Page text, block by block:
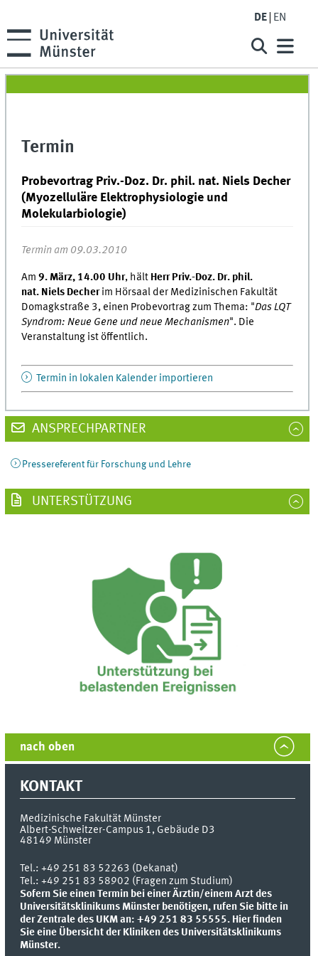
DE EN
Termin
Probevortrag Priv.-Doz. Dr. phil. nat. Niels Decher
(Myozelluläre Elektrophysiologie und
Molekularbiologie)
Termin am 09.03.2010
Am9. März, 14.00 Uhr, hält Herr Priv.-Doz. Dr. phil.
nat. Niels Decherim Hörsaal der Medizinischen Fakultät
Domagkstraße 3, einen Probevortrag zum Thema: "Das LQT
Syndrom: Neue Gene und neue Mechanismen". Die
Veranstaltung ist öffentlich.
Termin in lokalen Kalender importieren
ANSPRECHPARTNER
Pressereferent für Forschung und Lehre
UNTERSTÜTZUNG
nach oben
KONTAKT
Medizinische Fakultät Münster
Albert-Schweitzer-Campus 1, Gebäude D3
48149 Münster
Tel.:+49 251 83 52263 (Dekanat)
Tel.: +49 251 83 58902 (Fragen zum Studium)
Sofern Sie einen Termin bei einer Ärztin/einem Arzt des
Universitätsklinikums Münster benötigen, rufen Sie bitte in
der Zentrale des UKM an: +49 251 83 55555. Hier finden
Sie eine Übersicht der Kliniken des Universitätsklinikums
Münster.